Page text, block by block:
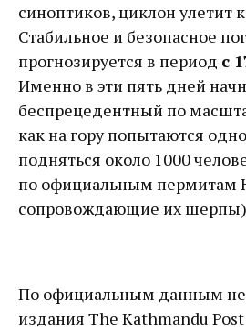
синоптиков, циклон улетит
Стабильное и безопасное
прогнозируется в период с
Именно в эти пять дней
беспрецедентный по
как на гору попытаются
подняться около 1000
по официальным пермитам
сопровождающие их
По официальным данным
издания The Kathmandu